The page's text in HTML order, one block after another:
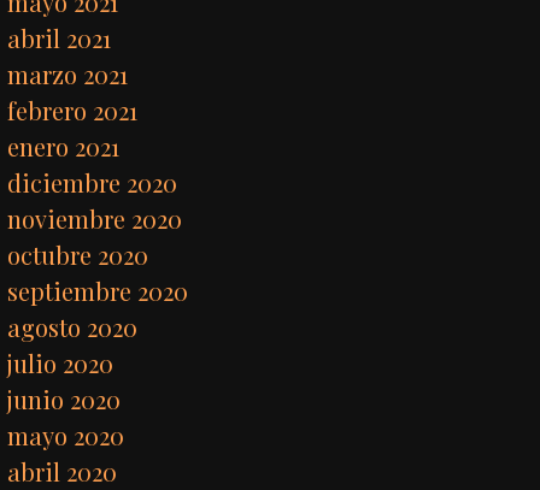
abril 2021
marzo 2021
febrero 2021
enero 2021
diciembre 2020
noviembre 2020
octubre 2020
septiembre 2020
agosto 2020
julio 2020
junio 2020
mayo 2020
abril 2020